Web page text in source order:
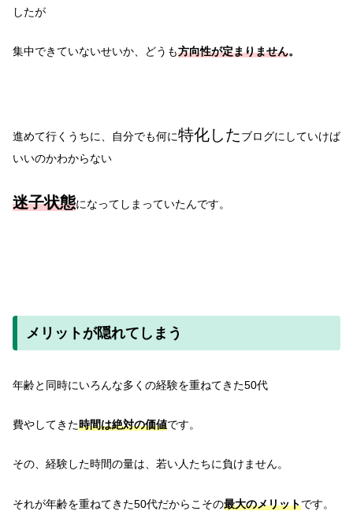
したが
集中できていないせいか、どうも方向性が定まりません。
進めて行くうちに、自分でも何に特化したブログにしていけば
いいのかわからない
迷子状態になってしまっていたんです。
メリットが隠れてしまう
年齢と同時にいろんな多くの経験を重ねてきた50代
費やしてきた時間は絶対の価値です。
その、経験した時間の量は、若い人たちに負けません。
それが年齢を重ねてきた50代だからこその最大のメリットです。